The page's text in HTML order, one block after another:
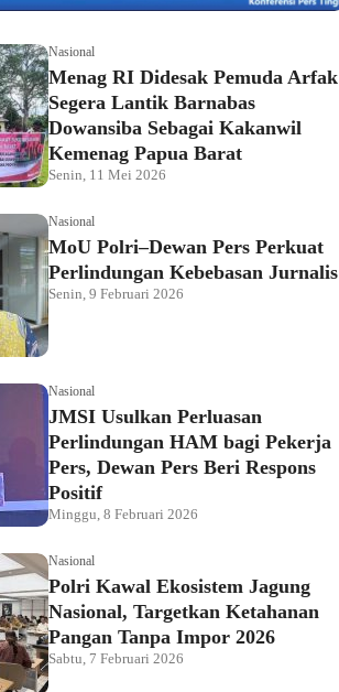
Nasional
Menag RI Didesak Pemuda Arfak
Segera Lantik Barnabas
Dowansiba Sebagai Kakanwil
Kemenag Papua Barat
Senin, 11 Mei 2026
Nasional
MoU Polri–Dewan Pers Perkuat
Perlindungan Kebebasan Jurnalis
Senin, 9 Februari 2026
Nasional
JMSI Usulkan Perluasan
Perlindungan HAM bagi Pekerja
Pers, Dewan Pers Beri Respons
Positif
Minggu, 8 Februari 2026
Nasional
Polri Kawal Ekosistem Jagung
Nasional, Targetkan Ketahanan
Pangan Tanpa Impor 2026
Sabtu, 7 Februari 2026